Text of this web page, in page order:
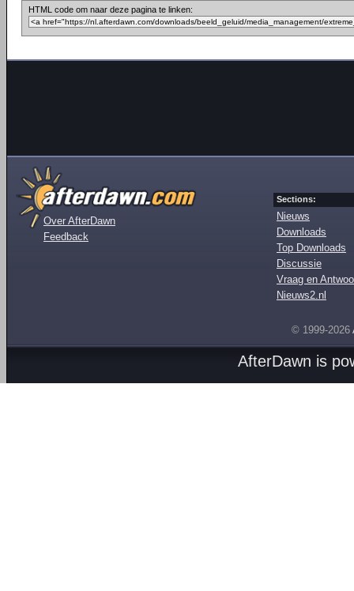
HTML code om naar deze pagina te linken:
Over AfterDawn
Feedback
Sections:
Nieuws
Downloads
Top Downloads
Discussie
Vraag en
Nieuws2.nl
© 1999-2026
AfterDawn is